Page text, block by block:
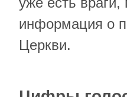
информация о
Церкви.